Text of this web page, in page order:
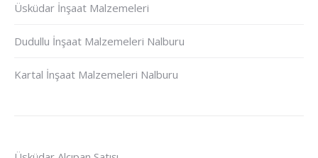
Üsküdar İnşaat Malzemeleri
Dudullu İnşaat Malzemeleri Nalburu
Kartal İnşaat Malzemeleri Nalburu